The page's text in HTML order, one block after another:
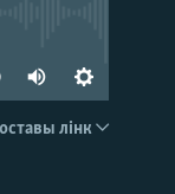
лінк